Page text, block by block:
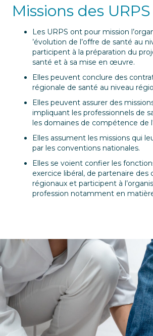
Missions des URPS
Les URPS ont pour mission
’évolution de l’offre de santé au
participent à la préparation du
santé et à sa mise en œuvre.
Elles peuvent conclure des
régionale de santé au niveau
Elles peuvent assurer des
impliquant les professionnels de
les domaines de compétence de
Elles assument les missions qui
par les conventions nationales.
Elles se voient confier les
exercice libéral, de partenaire des
régionaux et participent à
profession notamment en